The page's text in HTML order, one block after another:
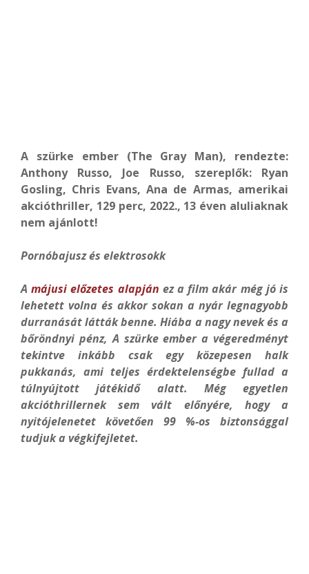
A szürke ember (The Gray Man), rendezte:
Anthony Russo, Joe Russo, szereplők: Ryan
Gosling, Chris Evans, Ana de Armas, amerikai
akcióthriller, 129 perc, 2022., 13 éven aluliaknak
nem ajánlott!
Pornóbajusz és elektrosokk
Amájusi előzetes alapján ez a film akár még jó is
lehetett volna és akkor sokan a nyár legnagyobb
durranását látták benne. Hiába a nagy nevek és a
bőröndnyi pénz, A szürke ember a végeredményt
tekintve inkább csak egy közepesen halk
pukkanás, ami teljes érdektelenségbe fullad a
túlnyújtott játékidő alatt. Még egyetlen
akcióthrillernek sem vált előnyére, hogy a
nyitójelenetet követően 99 %-os biztonsággal
tudjuk a végkifejletet.